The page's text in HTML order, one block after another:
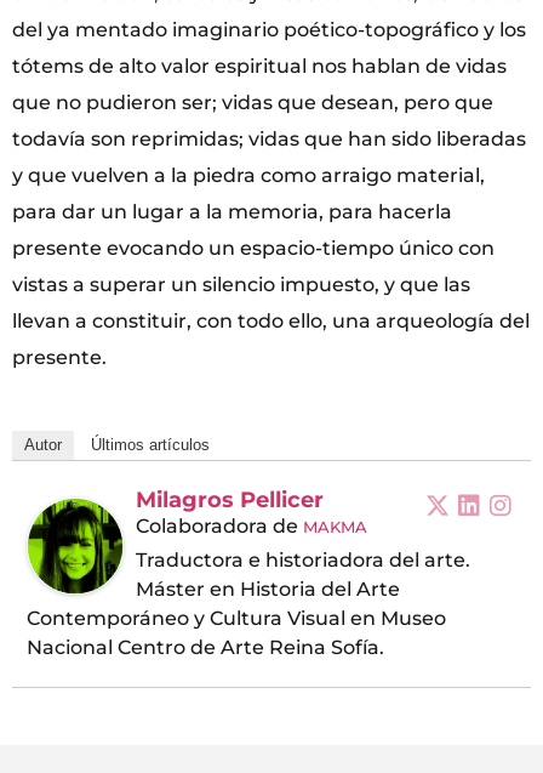
del ya mentado imaginario poético-topográfico y los
tótems de alto valor espiritual nos hablan de vidas
que no pudieron ser; vidas que desean, pero que
todavía son reprimidas; vidas que han sido liberadas
y que vuelven a la piedra como arraigo material,
para dar un lugar a la memoria, para hacerla
presente evocando un espacio-tiempo único con
vistas a superar un silencio impuesto, y que las
llevan a constituir, con todo ello, una arqueología del
presente.
Autor Últimos artículos
Milagros Pellicer
Colaboradora de MAKMA
Traductora e historiadora del arte.
Máster en Historia del Arte
Contemporáneo y Cultura Visual en Museo
Nacional Centro de Arte Reina Sofía.